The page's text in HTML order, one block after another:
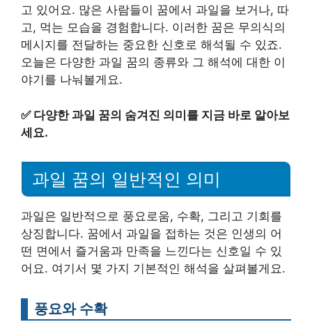
고 있어요. 많은 사람들이 꿈에서 과일을 보거나, 따
고, 먹는 모습을 경험합니다. 이러한 꿈은 무의식의
메시지를 전달하는 중요한 신호로 해석될 수 있죠.
오늘은 다양한 과일 꿈의 종류와 그 해석에 대한 이
야기를 나눠볼게요.
✅ 다양한 과일 꿈의 숨겨진 의미를 지금 바로 알아보
세요.
과일 꿈의 일반적인 의미
과일은 일반적으로 풍요로움, 수확, 그리고 기회를
상징합니다. 꿈에서 과일을 접하는 것은 인생의 어
떤 면에서 즐거움과 만족을 느낀다는 신호일 수 있
어요. 여기서 몇 가지 기본적인 해석을 살펴볼게요.
풍요와 수확